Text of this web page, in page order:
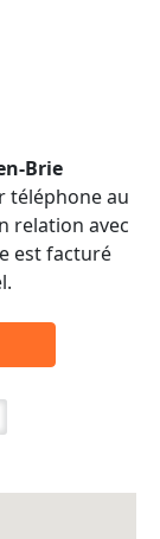
Brie
téléphone au
relation avec
est facturé